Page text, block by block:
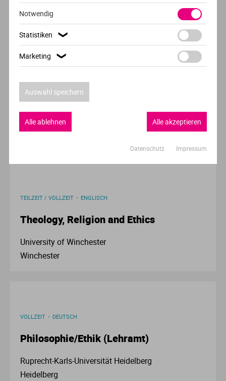
University of Reading
Reading
Philosophy and French
University of Reading
TEILZEIT / VOLLZEIT ENGLISCH
Theology, Religion and Ethics
University of Winchester
Winchester
VOLLZEIT DEUTSCH
Philosophie/Ethik (Lehramt)
Ruprecht-Karls-Universität Heidelberg
Heidelberg
Notwendig
Statistiken ❯
Marketing ❯
Auswahl speichern
Alle akzeptieren
Alle ablehnen
Datenschutz Impressum